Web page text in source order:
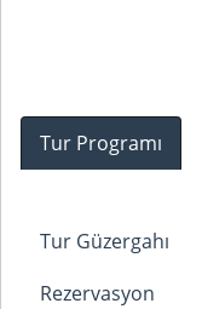
Tur Programı
Tur Güzergahı
Rezervasyon